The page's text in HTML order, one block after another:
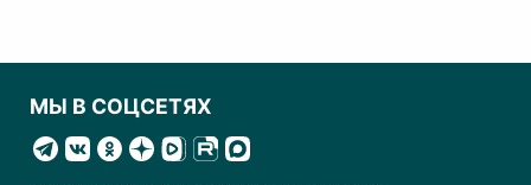
МЫ В СОЦСЕТЯХ